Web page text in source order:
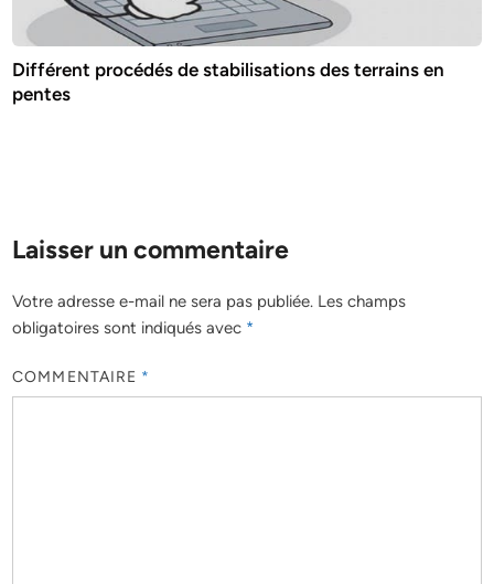
Différent procédés de stabilisations des terrains en
pentes
Laisser un commentaire
Votre adresse e-mail ne sera pas publiée. Les champs
obligatoires sont indiqués avec *
COMMENTAIRE *